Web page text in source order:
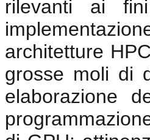
rilevanti ai
architetture
grosse moli di
elaborazione